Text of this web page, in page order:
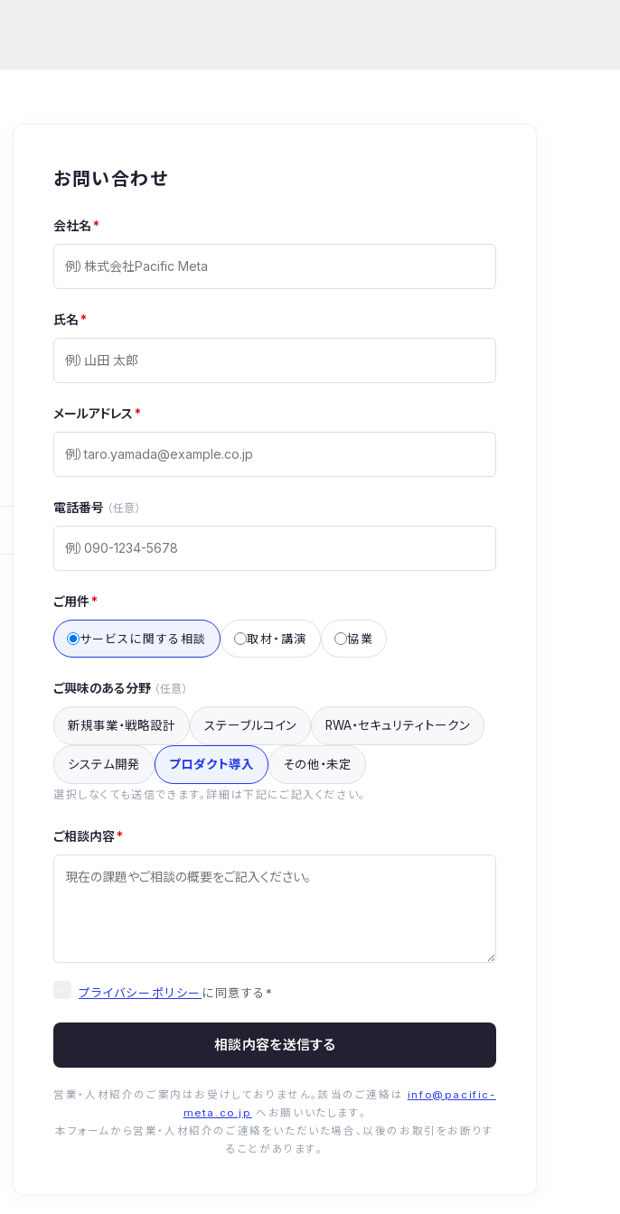
お問い合わせ
会社名*
氏名*
メールアドレス *
電話番号 （任意）
ご用件*
サービスに関する相談 取材・講演 協業
ご興味のある分野 （任意）
新規事業・戦略設計 ステーブルコイン RWA・セキュリティトークン
システム開発 プロダクト導入 その他・未定
選択しなくても送信できます。詳細は下記にご記入ください。
ご相談内容*
プライバシーポリシー に同意する *
相談内容を送信する
営業・人材紹介のご案内はお受けしておりません。該当のご連絡は info@pacific-
meta.co.jp へお願いいたします。
本フォームから営業・人材紹介のご連絡をいただいた場合、以後のお取引をお断りす
ることがあります。